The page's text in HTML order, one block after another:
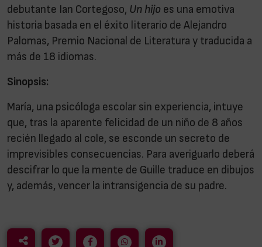
debutante Ian Cortegoso, Un hijo es una emotiva
historia basada en el éxito literario de Alejandro
Palomas, Premio Nacional de Literatura y traducida a
más de 18 idiomas.
Sinopsis:
María, una psicóloga escolar sin experiencia, intuye
que, tras la aparente felicidad de un niño de 8 años
recién llegado al cole, se esconde un secreto de
imprevisibles consecuencias. Para averiguarlo deberá
descifrar lo que la mente de Guille traduce en dibujos
y, además, vencer la intransigencia de su padre.